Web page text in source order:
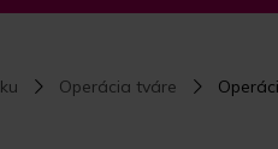
Operácia tváre